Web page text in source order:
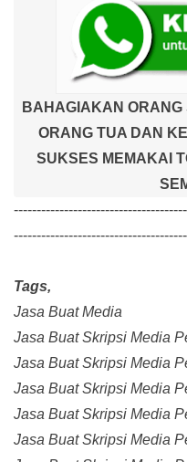
BAHAGIAKAN
ORANG TUA DAN
SUKSES MEMAKAI
Tags,
Jasa Buat Media
Jasa Buat Skripsi Media
Jasa Buat Skripsi Media
Jasa Buat Skripsi Media
Jasa Buat Skripsi Media
Jasa Buat Skripsi Media